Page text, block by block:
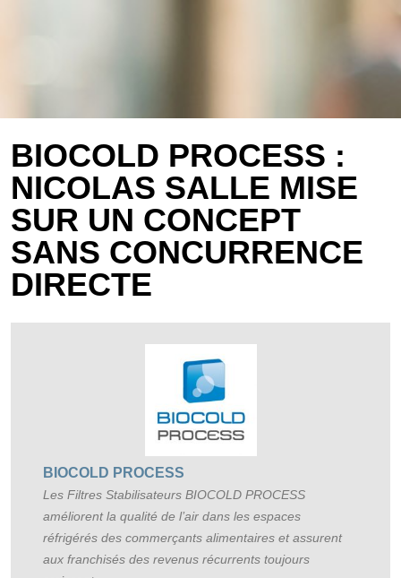
BIOCOLD PROCESS :
NICOLAS SALLE MISE
SUR UN CONCEPT
SANS CONCURRENCE
DIRECTE
BIOCOLD PROCESS
Les Filtres Stabilisateurs BIOCOLD PROCESS
améliorent la qualité de l’air dans les espaces
réfrigérés des commerçants alimentaires et assurent
aux franchisés des revenus récurrents toujours